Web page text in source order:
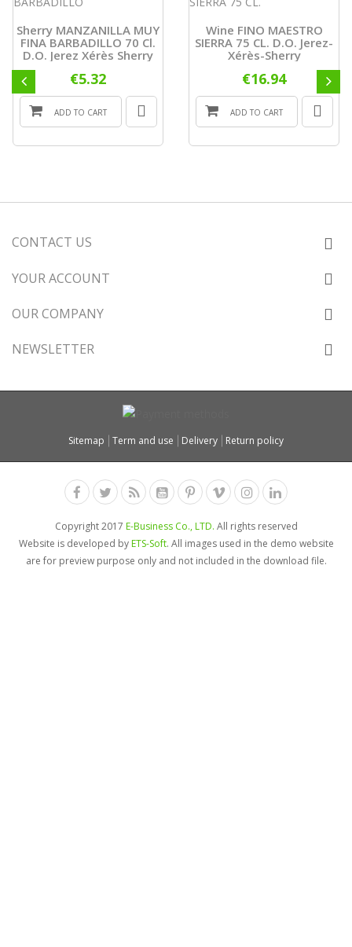
Sherry MANZANILLA MUY
FINA BARBADILLO 70 Cl.
D.O. Jerez Xérès Sherry
€5.32
ADD TO CART
Wine FINO MAESTRO
SIERRA 75 CL. D.O. Jerez-
Xérès-Sherry
€16.94
ADD TO CART
CONTACT US
YOUR ACCOUNT
OUR COMPANY
NEWSLETTER
Sitemap Term and use Delivery Return policy
Copyright 2017 E-Business Co., LTD. All rights reserved
Website is developed byETS-Soft. All images used in the demo website
are for preview purpose only and not included in the download file.